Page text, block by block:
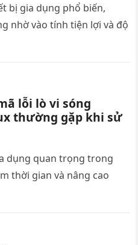
bị gia dụng phổ biến,
nhờ vào tính tiện lợi và độ
lỗi lò vi sóng
thường gặp khi sử
dụng quan trọng trong
thời gian và nâng cao